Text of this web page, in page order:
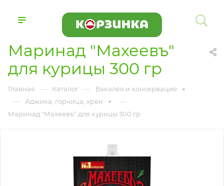
Маринад "Махеевъ"
для курицы 300 гр
Главная — Каталог — Бакалея и консервация
— Аджика, горчица, хрен —
Маринад "Махеевъ" для курицы 300 гр